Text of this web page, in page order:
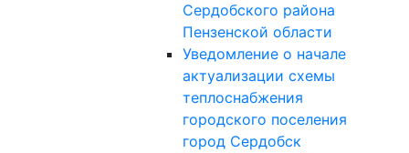
Сердобского района
Пензенской области
Уведомление о начале
актуализации схемы
теплоснабжения
городского поселения
город Сердобск